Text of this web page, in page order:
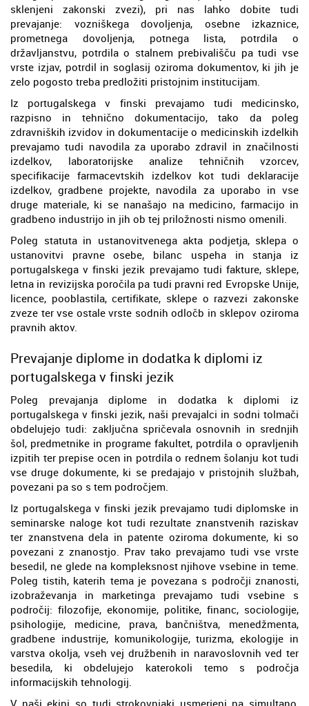
sklenjeni zakonski zvezi), pri nas lahko dobite tudi
prevajanje: vozniškega dovoljenja, osebne izkaznice,
prometnega dovoljenja, potnega lista, potrdila o
državljanstvu, potrdila o stalnem prebivališču pa tudi vse
vrste izjav, potrdil in soglasij oziroma dokumentov, ki jih je
zelo pogosto treba predložiti pristojnim institucijam.
Iz portugalskega v finski prevajamo tudi medicinsko,
razpisno in tehnično dokumentacijo, tako da poleg
zdravniških izvidov in dokumentacije o medicinskih izdelkih
prevajamo tudi navodila za uporabo zdravil in značilnosti
izdelkov, laboratorijske analize tehničnih vzorcev,
specifikacije farmacevtskih izdelkov kot tudi deklaracije
izdelkov, gradbene projekte, navodila za uporabo in vse
druge materiale, ki se nanašajo na medicino, farmacijo in
gradbeno industrijo in jih ob tej priložnosti nismo omenili.
Poleg statuta in ustanovitvenega akta podjetja, sklepa o
ustanovitvi pravne osebe, bilanc uspeha in stanja iz
portugalskega v finski jezik prevajamo tudi fakture, sklepe,
letna in revizijska poročila pa tudi pravni red Evropske Unije,
licence, pooblastila, certifikate, sklepe o razvezi zakonske
zveze ter vse ostale vrste sodnih odločb in sklepov oziroma
pravnih aktov.
Prevajanje diplome in dodatka k diplomi iz
portugalskega v finski jezik
Poleg prevajanja diplome in dodatka k diplomi iz
portugalskega v finski jezik, naši prevajalci in sodni tolmači
obdelujejo tudi: zaključna spričevala osnovnih in srednjih
šol, predmetnike in programe fakultet, potrdila o opravljenih
izpitih ter prepise ocen in potrdila o rednem šolanju kot tudi
vse druge dokumente, ki se predajajo v pristojnih službah,
povezani pa so s tem področjem.
Iz portugalskega v finski jezik prevajamo tudi diplomske in
seminarske naloge kot tudi rezultate znanstvenih raziskav
ter znanstvena dela in patente oziroma dokumente, ki so
povezani z znanostjo. Prav tako prevajamo tudi vse vrste
besedil, ne glede na kompleksnost njihove vsebine in teme.
Poleg tistih, katerih tema je povezana s področji znanosti,
izobraževanja in marketinga prevajamo tudi vsebine s
področij: filozofije, ekonomije, politike, financ, sociologije,
psihologije, medicine, prava, bančništva, menedžmenta,
gradbene industrije, komunikologije, turizma, ekologije in
varstva okolja, vseh vej družbenih in naravoslovnih ved ter
besedila, ki obdelujejo katerokoli temo s področja
informacijskih tehnologij.
V naši ekipi so tudi strokovnjaki usmerjeni na simultano,